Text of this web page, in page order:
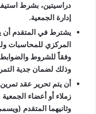
دراسيتين، بشرط
إدارة الجمعية.
يشترط في المتقدم أن
المركزي للمحاسبات
وفقاً للشروط
وذلك لضمان جدية
أن يتم تحرير عقد
زملاء أو أعضاء
وثانيهما المتقدم